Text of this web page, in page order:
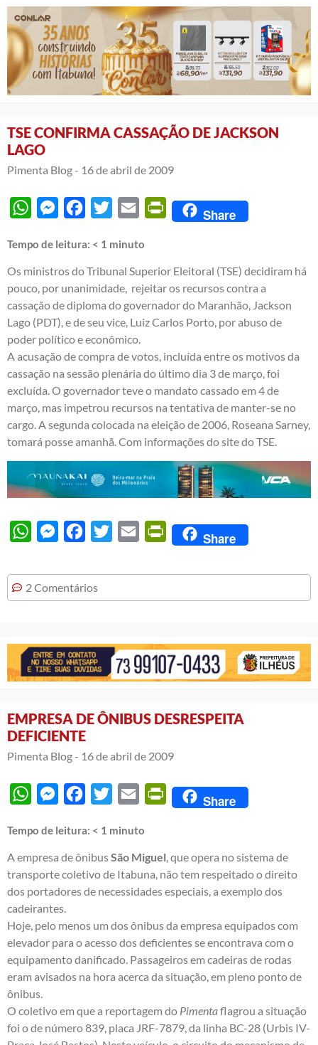
TSE CONFIRMA CASSAÇÃO DE JACKSON
LAGO
Pimenta Blog - 16 de abril de 2009
WhatsAppMessengerFacebook
Twitter Email PrintFriendly
Share
Tempo de leitura: < 1 minuto
Os ministros do Tribunal Superior Eleitoral (TSE) decidiram há
pouco, por unanimidade, rejeitar os recursos contra a
cassação de diploma do governador do Maranhão, Jackson
Lago (PDT), e de seu vice, Luiz Carlos Porto, por abuso de
poder político e econômico.
A acusação de compra de votos, incluída entre os motivos da
cassação na sessão plenária do último dia 3 de março, foi
excluída. O governador teve o mandato cassado em 4 de
março, mas impetrou recursos na tentativa de manter-se no
cargo. A segunda colocada na eleição de 2006, Roseana Sarney,
tomará posse amanhã. Com informações do site do TSE.
WhatsAppMessengerFacebook
Twitter Email PrintFriendly
Share
2 Comentários
EMPRESA DE ÔNIBUS DESRESPEITA
DEFICIENTE
Pimenta Blog - 16 de abril de 2009
WhatsAppMessengerFacebook
Twitter Email PrintFriendly
Share
Tempo de leitura: < 1 minuto
A empresa de ônibusSão Miguel, que opera no sistema de
transporte coletivo de Itabuna, não tem respeitado o direito
dos portadores de necessidades especiais, a exemplo dos
cadeirantes.
Hoje, pelo menos um dos ônibus da empresa equipados com
elevador para o acesso dos deficientes se encontrava com o
equipamento danificado. Passageiros em cadeiras de rodas
eram avisados na hora acerca da situação, em pleno ponto de
ônibus.
O coletivo em que a reportagem do Pimentaflagrou a situação
foi o de número 839, placa JRF-7879, da linha BC-28 (Urbis IV-